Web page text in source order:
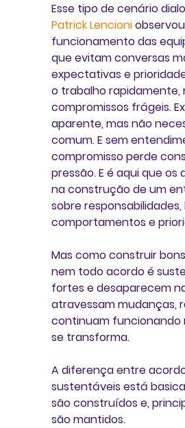
Esse tipo de cenário
Patrick Lencioni
funcionamento das
que evitam conversas
expectativas e
o trabalho rapidamente,
compromissos frágeis.
aparente, mas não
comum. E sem
compromisso perde
pressão. E é aqui que
na construção de um
sobre responsabilidades,
comportamentos e
Mas como construir
nem todo acordo é
fortes e desaparecem
atravessam mudanças,
continuam
se transforma.
A diferença entre
sustentáveis está
são construídos e,
são mantidos.